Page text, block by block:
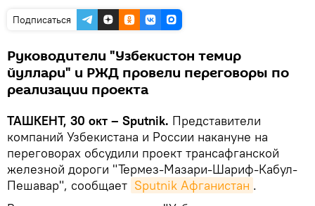
Подписаться
Руководители "Узбекистон темир
йуллари" и РЖД провели переговоры по
реализации проекта
ТАШКЕНТ, 30 окт – Sputnik. Представители
компаний Узбекистана и России накануне на
переговорах обсудили проект трансафганской
железной дороги "Термез-Мазари-Шариф-Кабул-
Пешавар", сообщает Sputnik Афганистан .